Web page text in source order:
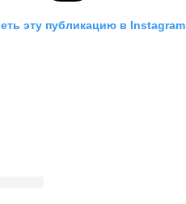
эту публикацию в Instagram